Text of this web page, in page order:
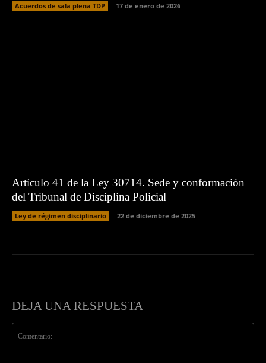
Acuerdos de sala plena TDP 17 de enero de 2026
Artículo 41 de la Ley 30714. Sede y conformación
del Tribunal de Disciplina Policial
Ley de régimen disciplinario 22 de diciembre de 2025
DEJA UNA RESPUESTA